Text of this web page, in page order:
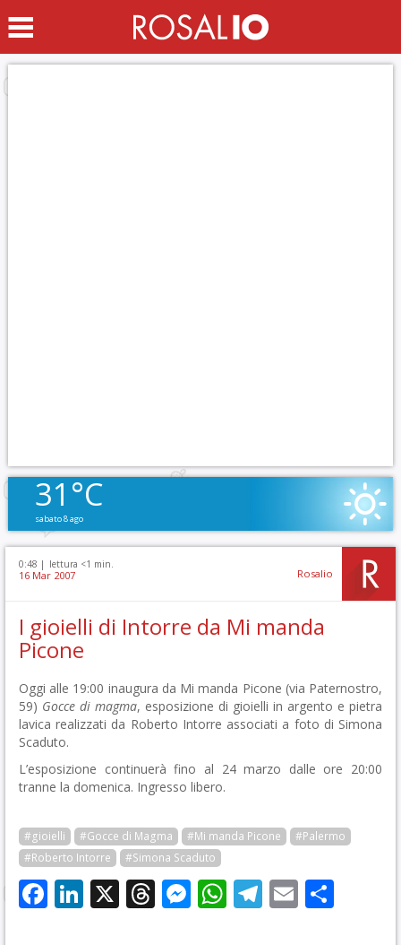
31°C
sabato 8 ago
0:48 | lettura <1 min.
16 Mar 2007 Rosalio
I gioielli di Intorre da Mi manda
Picone
Oggi alle 19:00 inaugura da Mi manda Picone (via Paternostro,
59) Gocce di magma, esposizione di gioielli in argento e pietra
lavica realizzati da Roberto Intorre associati a foto di Simona
Scaduto.
L’esposizione continuerà fino al 24 marzo dalle ore 20:00
tranne la domenica. Ingresso libero.
#gioielli #Gocce di Magma #Mi manda Picone
#Palermo
#Roberto Intorre
#Simona Scaduto
Facebook
LinkedIn
X Threads
Messenger
WhatsApp
Telegram
Email